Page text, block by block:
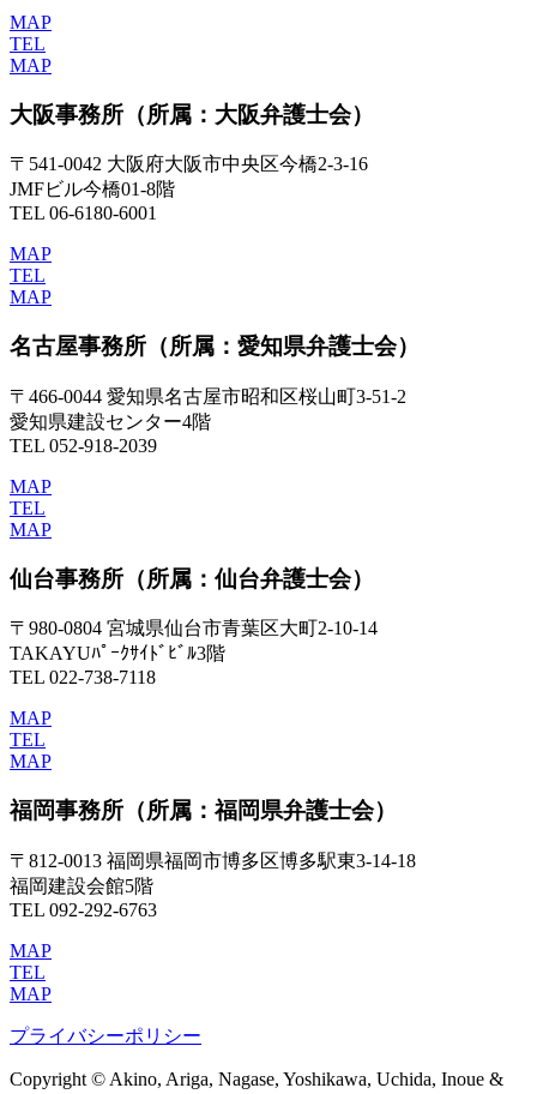
MAP
TEL
MAP
大阪事務所 （所属：大阪弁護士会）
〒541-0042 大阪府大阪市中央区今橋2-3-16
JMFビル今橋01-8階
TEL 06-6180-6001
MAP
TEL
MAP
名古屋事務所 （所属：愛知県弁護士会）
〒466-0044 愛知県名古屋市昭和区桜山町3-51-2
愛知県建設センター4階
TEL 052-918-2039
MAP
TEL
MAP
仙台事務所 （所属：仙台弁護士会）
〒980-0804 宮城県仙台市青葉区大町2-10-14
TAKAYUﾊﾟｰｸｻｲﾄﾞﾋﾞﾙ3階
TEL 022-738-7118
MAP
TEL
MAP
福岡事務所 （所属：福岡県弁護士会）
〒812-0013 福岡県福岡市博多区博多駅東3-14-18
福岡建設会館5階
TEL 092-292-6763
MAP
TEL
MAP
プライバシーポリシー
Copyright © Akino, Ariga, Nagase, Yoshikawa, Uchida, Inoue &